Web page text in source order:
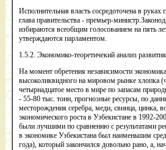
Исполнительная власть сосредоточена в
глава правительства - премьер-
избираются всеобщим голосованием на пять
утверждаются парламентом.
1.5.2. Экономико-теоретичекий анализ
На момент обретения независимости
высоколиквидного на мировом рынке хлопка
четырнадцатое место в мире по запасам
- 55-80 тыс. тонн, прогнозные ресурсы, по
месторождения серебра, меди, свинца, цинка,
экономического роста в Узбекистане в 1992-
были лучшими по сравнению с результатами
в экономике Узбекистана был наименьшим
года), который закончился довольно рано, а,